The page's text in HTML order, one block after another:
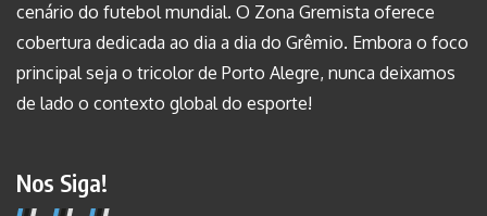
cenário do futebol mundial. O Zona Gremista oferece
cobertura dedicada ao dia a dia do Grêmio. Embora o foco
principal seja o tricolor de Porto Alegre, nunca deixamos
de lado o contexto global do esporte!
Nos Siga!